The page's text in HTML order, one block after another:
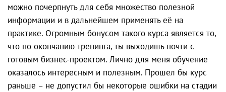
можно почерпнуть для себя множество полезной
информации и в дальнейшем применять её на
практике. Огромным бонусом такого курса является то,
что по окончанию тренинга, ты выходишь почти с
готовым бизнес-проектом. Лично для меня обучение
оказалось интересным и полезным. Прошел бы курс
раньше – не допустил бы некоторые ошибки на стадии